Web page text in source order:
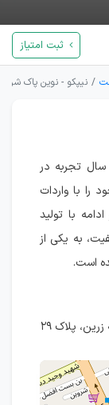
ثبت امتیاز
نیپکو - نوین پاک شرق
شرکت نوین پاک شرق (نیپکو) با بیش از ۲۰ سال تجربه در
را با واردات
با تولید
به یکی از
است.
پلاک ۲۹